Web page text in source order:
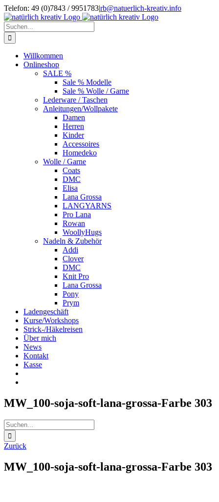
Zum
Inhalt
springen
Telefon: 49 (0)7843 / 9951783|rb@natuerlich-kreativ.info
Suche
nach:
Willkommen
Onlineshop
SALE %
Sale % Modelle
Sale % Wolle / Garne
Lederware / Taschen
Anleitungen/Wollpakete
Damen
Herren
Kinder
Accessoires
Homedeko
Wolle / Garne
Coats
DMC
Elisa
Lana Grossa
LANGYARNS
Pro Lana
Rowan
WoollyHugs
Nadeln & Zubehör
Addi
Clover
DMC
Knit Pro
Lana Grossa
Pony
Prym
Ladengeschäft
Kurse/Workshops
Strick-/Häkelreisen
Über mich
News
Kontakt
Kasse
MW_100-soja-soft-lana-grossa-Farbe 303
Suche
nach:
Zurück
MW_100-soja-soft-lana-grossa-Farbe 303